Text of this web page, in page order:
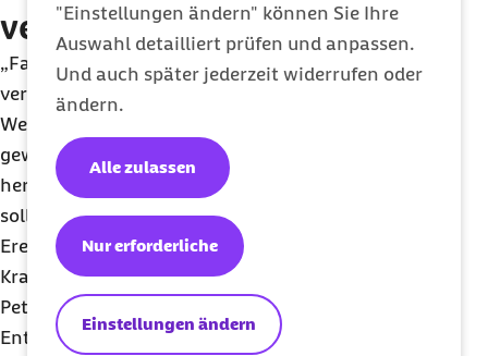
"Einstellungen ändern" können Sie Ihre
Auswahl detailliert prüfen und anpassen.
Und auch später jederzeit widerrufen oder
ändern.
Einstellungen ändern
Nur erforderliche
Alle zulassen
vermeiden
„Faktoren, die die Symptome der Rosazea
verschlimmern, sollten Betroffene besser aus dem
Weg gehen. Dazu gehören Stress, Alkohol, scharf
gewürzte Speisen und Sonneneinstrahlung. Um
herauszufinden, was man besser meiden sollte,
sollte man ein Tagebuch führen, in dem bestimmte
Ereignisse und deren Auswirkungen auf den
Krankheitsverlauf notiert werden“, empfiehlt
Petzold. Um Stress zu bewältigen, eignen sich
Entspannungsverfahren wie zum Beispiel